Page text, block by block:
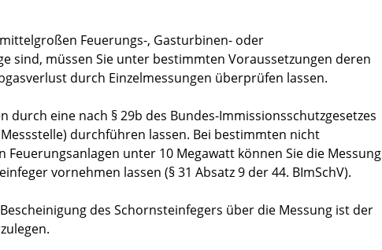
Feuerungs-, Gasturbinen- oder
sind, müssen Sie unter bestimmten Voraussetzungen deren
durch Einzelmessungen überprüfen lassen.
durch eine nach § 29b des Bundes-Immissionsschutzgesetzes
durchführen lassen. Bei bestimmten nicht
unter 10 Megawatt können Sie die Messung
vornehmen lassen (§ 31 Absatz 9 der 44. BImSchV).
des Schornsteinfegers über die Messung ist der